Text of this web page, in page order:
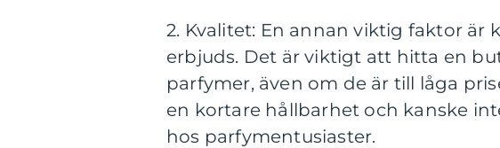
2. Kvalitet: En annan viktig faktor är
erbjuds. Det är viktigt att hitta en
parfymer, även om de är till låga
en kortare hållbarhet och kanske
hos parfymentusiaster.